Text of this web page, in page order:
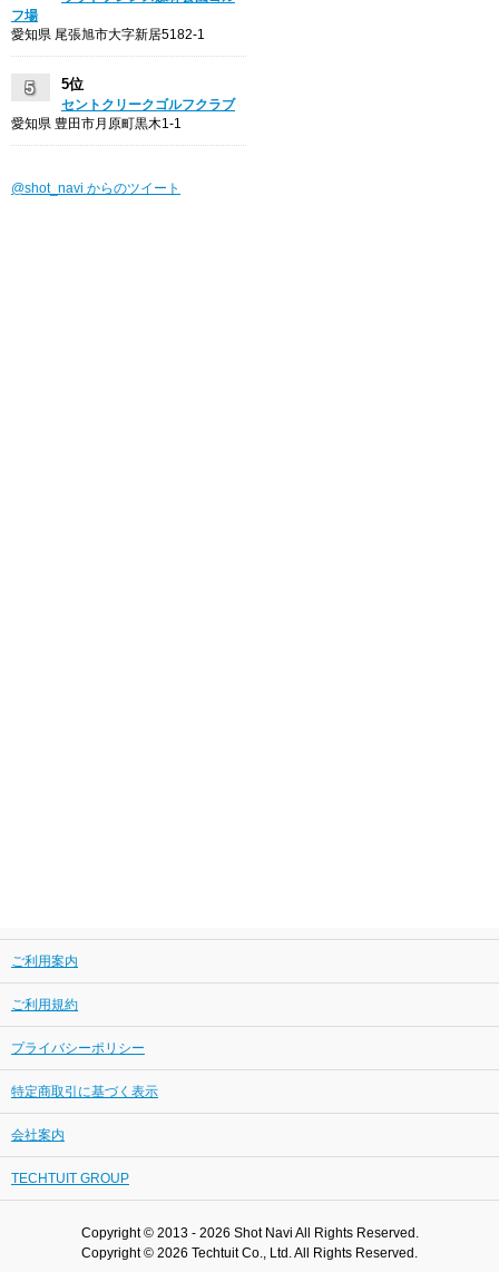
フ場
愛知県 尾張旭市大字新居5182-1
5位
セントクリークゴルフクラブ
愛知県 豊田市月原町黒木1-1
@shot_navi からのツイート
ご利用案内
ご利用規約
プライバシーポリシー
特定商取引に基づく表示
会社案内
TECHTUIT GROUP
Copyright © 2013 - 2026 Shot Navi All Rights Reserved.
Copyright © 2026 Techtuit Co., Ltd. All Rights Reserved.